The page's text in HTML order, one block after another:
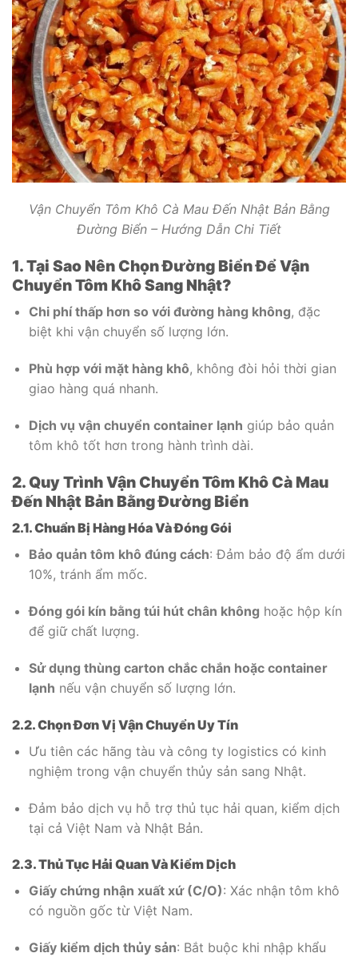
Vận Chuyển Tôm Khô Cà Mau Đến Nhật Bản Bằng
Đường Biển – Hướng Dẫn Chi Tiết
1. Tại Sao Nên Chọn Đường Biển Để Vận
Chuyển Tôm Khô Sang Nhật?
Chi phí thấp hơn so với đường hàng không, đặc
biệt khi vận chuyển số lượng lớn.
Phù hợp với mặt hàng khô, không đòi hỏi thời gian
giao hàng quá nhanh.
Dịch vụ vận chuyển container lạnh giúp bảo quản
tôm khô tốt hơn trong hành trình dài.
2. Quy Trình Vận Chuyển Tôm Khô Cà Mau
Đến Nhật Bản Bằng Đường Biển
2.1. Chuẩn Bị Hàng Hóa Và Đóng Gói
Bảo quản tôm khô đúng cách: Đảm bảo độ ẩm dưới
10%, tránh ẩm mốc.
Đóng gói kín bằng túi hút chân không hoặc hộp kín
để giữ chất lượng.
Sử dụng thùng carton chắc chắn hoặc container
lạnh nếu vận chuyển số lượng lớn.
2.2. Chọn Đơn Vị Vận Chuyển Uy Tín
Ưu tiên các hãng tàu và công ty logistics có kinh
nghiệm trong vận chuyển thủy sản sang Nhật.
Đảm bảo dịch vụ hỗ trợ thủ tục hải quan, kiểm dịch
tại cả Việt Nam và Nhật Bản.
2.3. Thủ Tục Hải Quan Và Kiểm Dịch
Giấy chứng nhận xuất xứ (C/O): Xác nhận tôm khô
có nguồn gốc từ Việt Nam.
Giấy kiểm dịch thủy sản: Bắt buộc khi nhập khẩu